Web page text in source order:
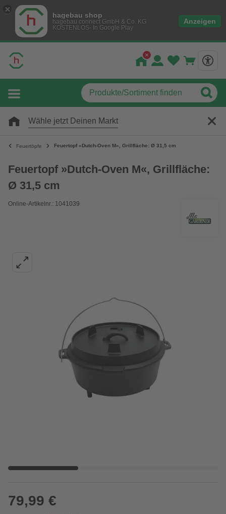
hagebau shop
hagebau connect GmbH & Co. KG
KOSTENLOS- In Google Play
Anzeigen
Wähle jetzt Deinen Markt
Feuertöpfe Feuertopf »Dutch-Oven M«, Grillfläche: Ø 31,5 cm
Feuertopf »Dutch-Oven M«, Grillfläche:
Ø 31,5 cm
Online-Artikelnr.: 1041039
79,99 €